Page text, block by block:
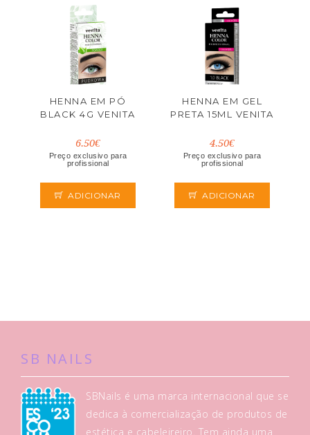
HENNA EM PÓ
BLACK 4G VENITA
6.50€
Preço exclusivo para
profissional
ADICIONAR
HENNA EM GEL
PRETA 15ML VENITA
4.50€
Preço exclusivo para
profissional
ADICIONAR
SB NAILS
SBNails é uma marca internacional que se
dedica à comercialização de produtos de
estética e cabeleireiro. Tem ainda uma